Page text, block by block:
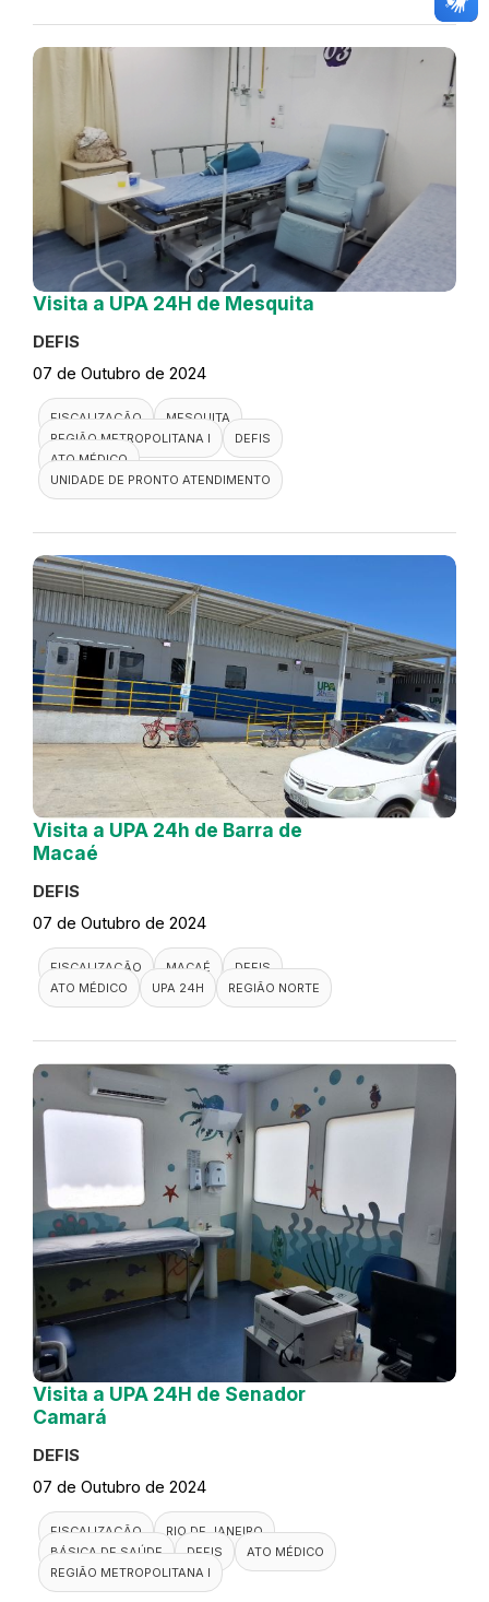
Visita a UPA 24H de Mesquita
DEFIS
07 de Outubro de 2024
FISCALIZAÇÃO
MESQUITA
REGIÃO METROPOLITANA I
DEFIS
ATO MÉDICO
UNIDADE DE PRONTO ATENDIMENTO
Visita a UPA 24h de Barra de
Macaé
DEFIS
07 de Outubro de 2024
FISCALIZAÇÃO MACAÉ
DEFIS
ATO MÉDICO
UPA 24H REGIÃO NORTE
Visita a UPA 24H de Senador
Camará
DEFIS
07 de Outubro de 2024
FISCALIZAÇÃO
RIO DE JANEIRO
BÁSICA DE SAÚDE
DEFIS
ATO MÉDICO
REGIÃO METROPOLITANA I